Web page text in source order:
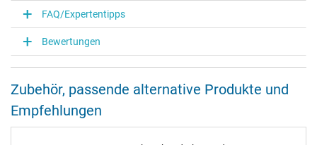
FAQ/Expertentipps
Bewertungen
Zubehör, passende alternative Produkte und
Empfehlungen